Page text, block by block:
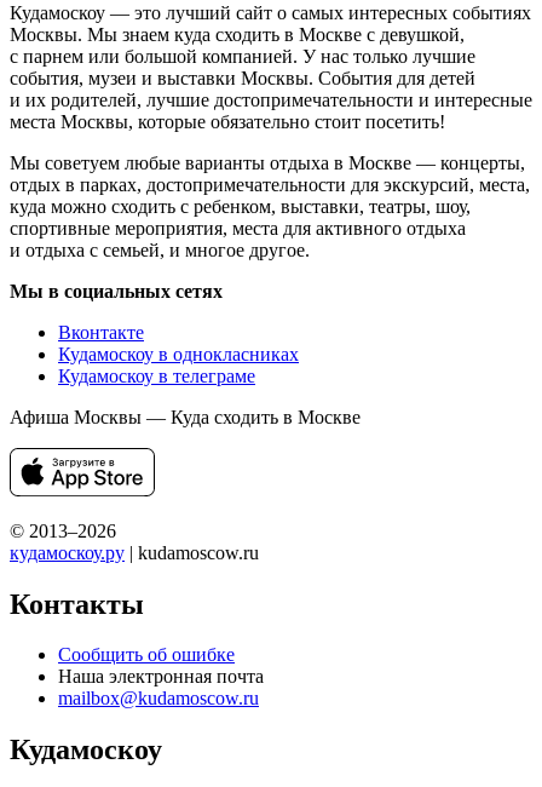
Кудамоскоу — это лучший сайт о самых интересных событиях
Москвы. Мы знаем куда сходить в Москве с девушкой,
с парнем или большой компанией. У нас только лучшие
события, музеи и выставки Москвы. События для детей
и их родителей, лучшие достопримечательности и интересные
места Москвы, которые обязательно стоит посетить!
Мы советуем любые варианты отдыха в Москве — концерты,
отдых в парках, достопримечательности для экскурсий, места,
куда можно сходить с ребенком, выставки, театры, шоу,
спортивные мероприятия, места для активного отдыха
и отдыха с семьей, и многое другое.
Мы в социальных сетях
Вконтакте
Кудамоскоу в однокласниках
Кудамоскоу в телеграме
Афиша Москвы — Куда сходить в Москве
© 2013–2026
кудамоскоу.ру | kudamoscow.ru
Контакты
Сообщить об ошибке
Наша электронная почта
mailbox@kudamoscow.ru
Кудамоскоу